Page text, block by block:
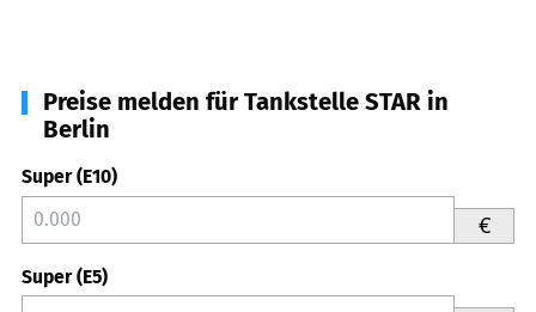
Preise melden für Tankstelle STAR in
Berlin
Super (E10)
€
Super (E5)